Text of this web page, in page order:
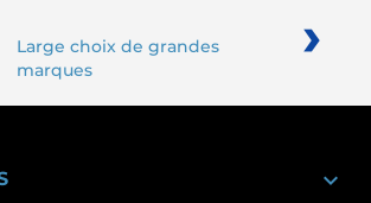
Large choix de grandes
marques
›
